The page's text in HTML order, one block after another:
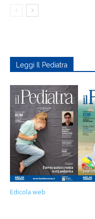
Leggi Il Pediatra
Edicola web